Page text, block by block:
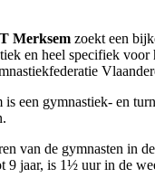
Merksem zoekt een
en heel specifiek voor
een gymnastiek- en
van de gymnasten in
9 jaar, is 1½ uur in de